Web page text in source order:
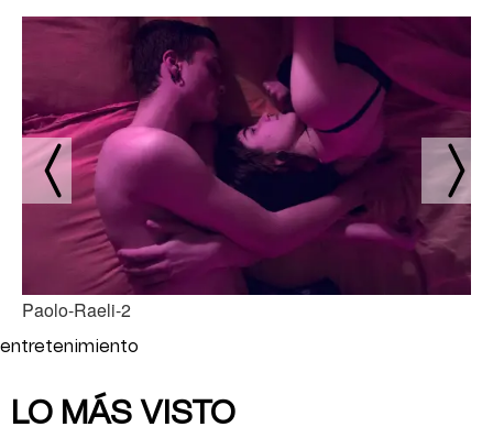
Paolo-Raeli-2
entretenimiento
LO MÁS VISTO